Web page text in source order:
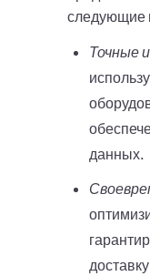
следующие
Точные
данных.